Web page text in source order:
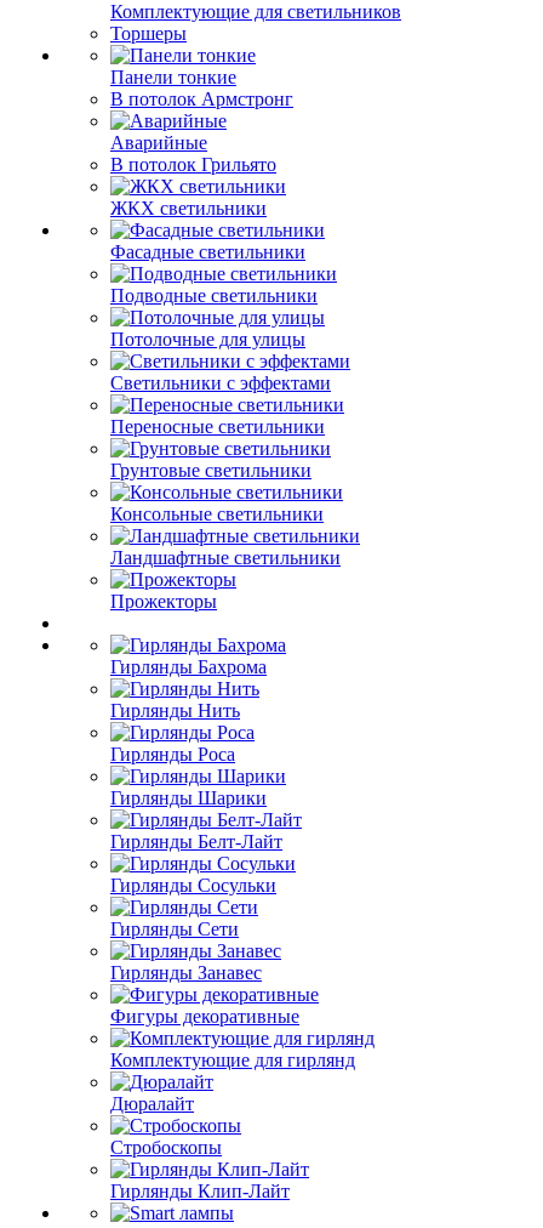
Комплектующие для светильников
Торшеры
Панели тонкие
В потолок Армстронг
Аварийные
В потолок Грильято
ЖКХ светильники
Фасадные светильники
Подводные светильники
Потолочные для улицы
Светильники с эффектами
Переносные светильники
Грунтовые светильники
Консольные светильники
Ландшафтные светильники
Прожекторы
Гирлянды Бахрома
Гирлянды Нить
Гирлянды Роса
Гирлянды Шарики
Гирлянды Белт-Лайт
Гирлянды Сосульки
Гирлянды Сети
Гирлянды Занавес
Фигуры декоративные
Комплектующие для гирлянд
Дюралайт
Стробоскопы
Гирлянды Клип-Лайт